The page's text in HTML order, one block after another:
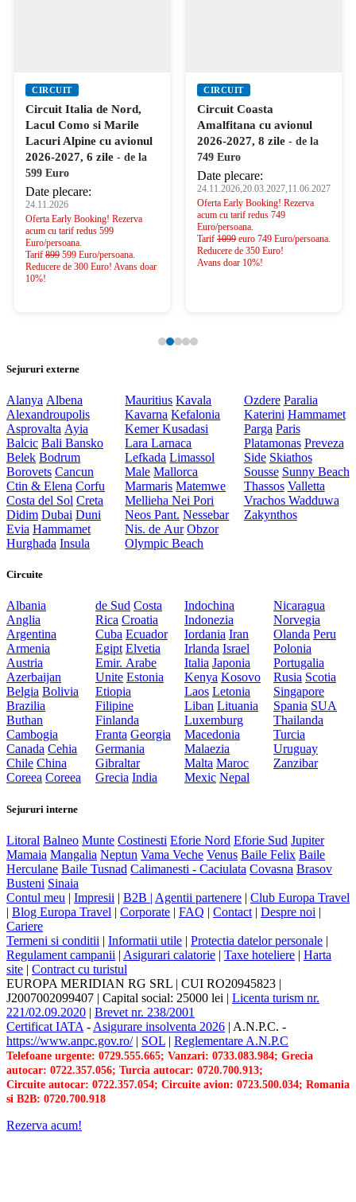
CIRCUIT
Circuit Italia de Nord,
Lacul Como si Marile
Lacuri Alpine cu avionul
2026-2027, 6 zile - de la
599 Euro
Date plecare:
24.11.2026
Oferta Early Booking! Rezerva
acum cu tarif redus 599
Euro/persoana.
Tarif 899 599 Euro/persoana.
Reducere de 300 Euro! Avans doar
10%!
CIRCUIT
Circuit Coasta
Amalfitana cu avionul
2026-2027, 8 zile - de la
749 Euro
Date plecare:
24.11.2026,20.03.2027,11.06.2027
Oferta Early Booking! Rezerva
acum cu tarif redus 749
Euro/persoana.
Tarif 1099 euro 749 Euro/persoana.
Reducere de 350 Euro!
Avans doar 10%!
Sejururi externe
Alanya Albena
Alexandroupolis
Asprovalta Ayia
Balcic Bali Bansko
Belek Bodrum
Borovets Cancun
Ctin & Elena Corfu
Costa del Sol Creta
Didim Dubai Duni
Evia Hammamet
Hurghada Insula
Mauritius Kavala
Kavarna Kefalonia
KemerKusadasi
LaraLarnaca
Lefkada Limassol
Male Mallorca
Marmaris Matemwe
MelliehaNei Pori
Neos Pant. Nessebar
Nis. de Aur Obzor
Olympic Beach
Ozdere Paralia
Katerini Hammamet
Parga Paris
Platamonas Preveza
Side Skiathos
Sousse Sunny Beach
Thassos Valletta
Vrachos Wadduwa
Zakynthos
Circuite
Albania
Anglia
Argentina
Armenia
Austria
Azerbaijan
Belgia Bolivia
Brazilia
Buthan
Cambogia
Canada Cehia
Chile China
Coreea Coreea
de Sud Costa
Rica Croatia
Cuba Ecuador
Egipt Elvetia
Emir. Arabe
Unite Estonia
Etiopia
Filipine
Finlanda
Franta Georgia
Germania
Gibraltar
Grecia India
Indochina
Indonezia
Iordania Iran
Irlanda Israel
Italia Japonia
Kenya Kosovo
Laos Letonia
Liban Lituania
Luxemburg
Macedonia
Malaezia
Malta Maroc
Mexic Nepal
Nicaragua
Norvegia
Olanda Peru
Polonia
Portugalia
Rusia Scotia
Singapore
Spania SUA
Thailanda
Turcia
Uruguay
Zanzibar
Sejururi interne
Litoral Balneo Munte Costinesti Eforie Nord Eforie Sud Jupiter
Mamaia Mangalia Neptun Vama Veche Venus Baile Felix Baile
Herculane Baile Tusnad Calimanesti - Caciulata Covasna Brasov
Busteni Sinaia
Contul meu | Impresii | B2B | Agentii partenere | Club Europa Travel
| Blog Europa Travel | Corporate | FAQ | Contact | Despre noi |
Cariere
Termeni si conditii | Informatii utile | Protectia datelor personale |
Regulament campanii | Asigurari calatorie | Taxe hoteliere | Harta
site | Contract cu turistul
EUROPA MERIDIAN RG SRL | CUI RO20945823 |
J2007002099407 | Capital social: 25000 lei | Licenta turism nr.
221/02.09.2020 | Brevet nr. 238/2001
Certificat IATA - Asigurare insolventa 2026 | A.N.P.C. -
https://www.anpc.gov.ro/| SOL | Reglementare A.N.P.C
Telefoane urgente: 0729.555.665; Vanzari: 0733.083.984; Grecia
autocar: 0722.357.056; Turcia autocar: 0720.700.913;
Circuite autocar: 0722.357.054; Circuite avion: 0723.500.034; Romania
si B2B: 0720.700.918
Rezerva acum!